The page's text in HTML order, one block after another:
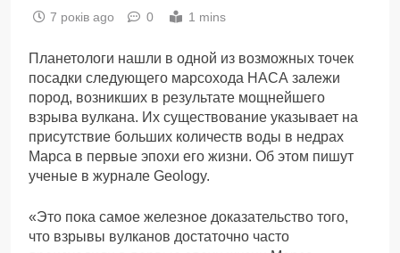
7 років ago 0 1 mins
Планетологи нашли в одной из возможных точек
посадки следующего марсохода НАСА залежи
пород, возникших в результате мощнейшего
взрыва вулкана. Их существование указывает на
присутствие больших количеств воды в недрах
Марса в первые эпохи его жизни. Об этом пишут
ученые в журнале Geology.
«Это пока самое железное доказательство того,
что взрывы вулканов достаточно часто